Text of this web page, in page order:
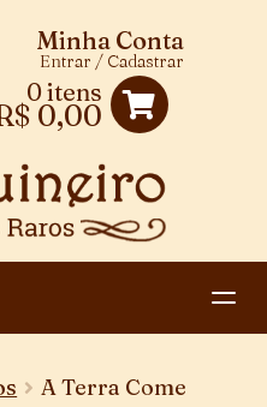
0 itens
0,00
Minha Conta
Entrar / Cadastrar
A Terra Come